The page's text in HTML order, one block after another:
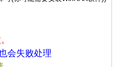
会失败处理